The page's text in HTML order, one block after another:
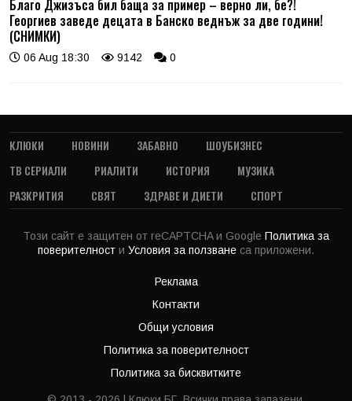
Благо Джизъса бил баща за пример – верно ли, бе?!
Георгиев заведе децата в Банско веднъж за две години!
(СНИМКИ)
06 Aug 18:30 9142 0
КЛЮКИ НОВИНИ ЗАБАВНО
ШОУБИЗНЕС
ТВ СЕРИАЛИ
РИАЛИТИ ИСТОРИЯ
МУЗИКА
РАЗКРИТИЯ
СВЯТ ЗДРАВЕ И ДИЕТИ СПОРТ
Този сайт е защитен от reCAPTCHA и Google Политика за
поверителност и Условия за ползване са приложени.
Реклама
Контакти
Общи условия
Политика за поверителност
Политика за бисквитките